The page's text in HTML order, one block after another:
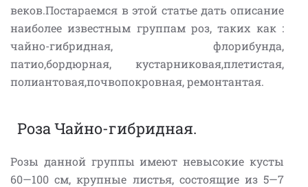
веков.Постараемся в этой статье дать описание
наиболее известным группам роз, таких как :
чайно-гибридная, флорибунда,
патио,бордюрная, кустарниковая,плетистая,
полиантовая,почвопокровная, ремонтантая.
Роза Чайно-гибридная.
Розы данной группы имеют невысокие кусты
60—100 см, крупные листья, состоящие из 5—7